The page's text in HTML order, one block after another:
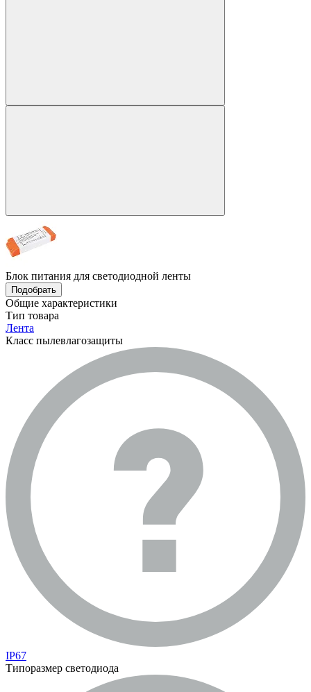
Блок питания для светодиодной ленты
Подобрать
Общие характеристики
Тип товара
Лента
Класс пылевлагозащиты
IP67
Типоразмер светодиода